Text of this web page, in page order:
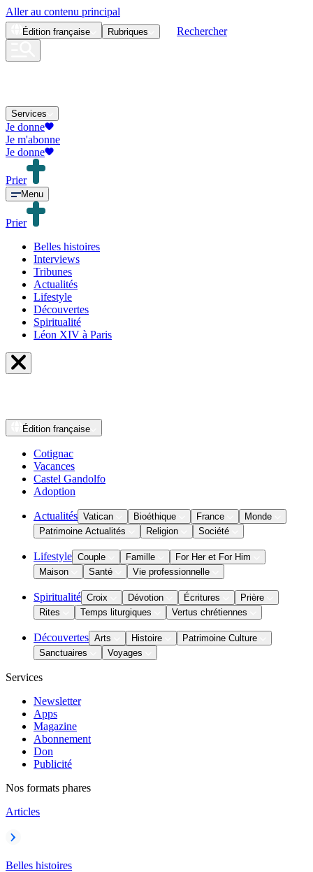
Aller au contenu principal
Édition française Rubriques Rechercher
Services
Je donne
Je m'abonne
Je donne
Prier
Menu
Prier
Belles histoires
Interviews
Tribunes
Actualités
Lifestyle
Découvertes
Spiritualité
Léon XIV à Paris
Édition française
Cotignac
Vacances
Castel Gandolfo
Adoption
Actualités Vatican Bioéthique France
Monde
Patrimoine Actualités
Religion Société
Lifestyle Couple Famille
For Her et For Him
Maison
Santé Vie professionnelle
Spiritualité Croix Dévotion Écritures
Prière
Rites
Temps liturgiques Vertus chrétiennes
Découvertes Arts Histoire
Patrimoine Culture
Sanctuaires
Voyages
Services
Newsletter
Apps
Magazine
Abonnement
Don
Publicité
Nos formats phares
Articles
Belles histoires